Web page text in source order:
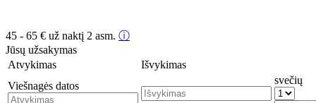
45 - 65 € už naktį 2 asm. ⓘ
Jūsų užsakymas
Atvykimas
Išvykimas
Viešnagės datos
svečių